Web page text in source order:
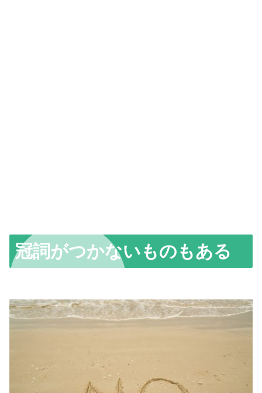
冠詞がつかないものもある